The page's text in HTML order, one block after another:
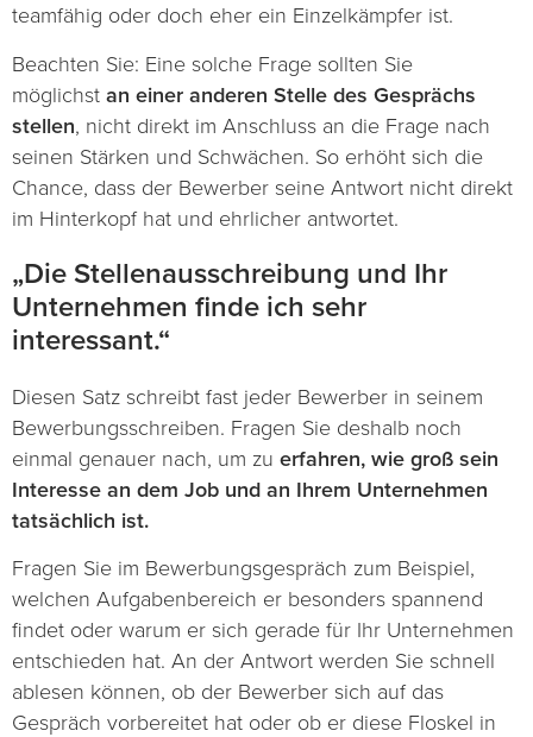
teamfähig oder doch eher ein Einzelkämpfer ist.
Beachten Sie: Eine solche Frage sollten Sie
möglichst an einer anderen Stelle des Gesprächs
stellen, nicht direkt im Anschluss an die Frage nach
seinen Stärken und Schwächen. So erhöht sich die
Chance, dass der Bewerber seine Antwort nicht direkt
im Hinterkopf hat und ehrlicher antwortet.
„Die Stellenausschreibung und Ihr
Unternehmen finde ich sehr
interessant.“
Diesen Satz schreibt fast jeder Bewerber in seinem
Bewerbungsschreiben. Fragen Sie deshalb noch
einmal genauer nach, um zu erfahren, wie groß sein
Interesse an dem Job und an Ihrem Unternehmen
tatsächlich ist.
Fragen Sie im Bewerbungsgespräch zum Beispiel,
welchen Aufgabenbereich er besonders spannend
findet oder warum er sich gerade für Ihr Unternehmen
entschieden hat. An der Antwort werden Sie schnell
ablesen können, ob der Bewerber sich auf das
Gespräch vorbereitet hat oder ob er diese Floskel in